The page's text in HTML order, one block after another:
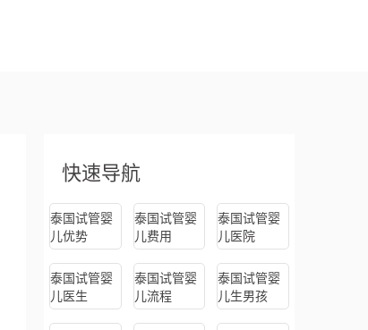
快速导航
泰国试管婴
儿优势
泰国试管婴
儿费用
泰国试管婴
儿医院
泰国试管婴
儿医生
泰国试管婴
儿流程
泰国试管婴
儿生男孩